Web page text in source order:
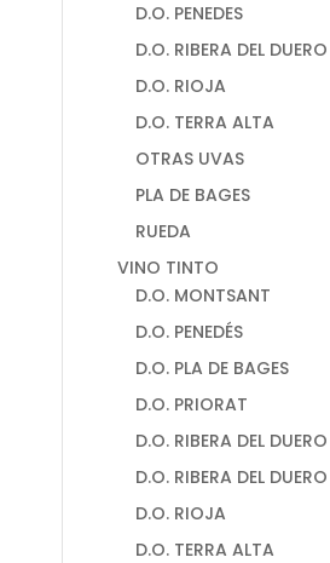
D.O. PENEDES
D.O. RIBERA DEL DUERO
D.O. RIOJA
D.O. TERRA ALTA
OTRAS UVAS
PLA DE BAGES
RUEDA
VINO TINTO
D.O. MONTSANT
D.O. PENEDÉS
D.O. PLA DE BAGES
D.O. PRIORAT
D.O. RIBERA DEL DUERO
D.O. RIBERA DEL DUERO
D.O. RIOJA
D.O. TERRA ALTA